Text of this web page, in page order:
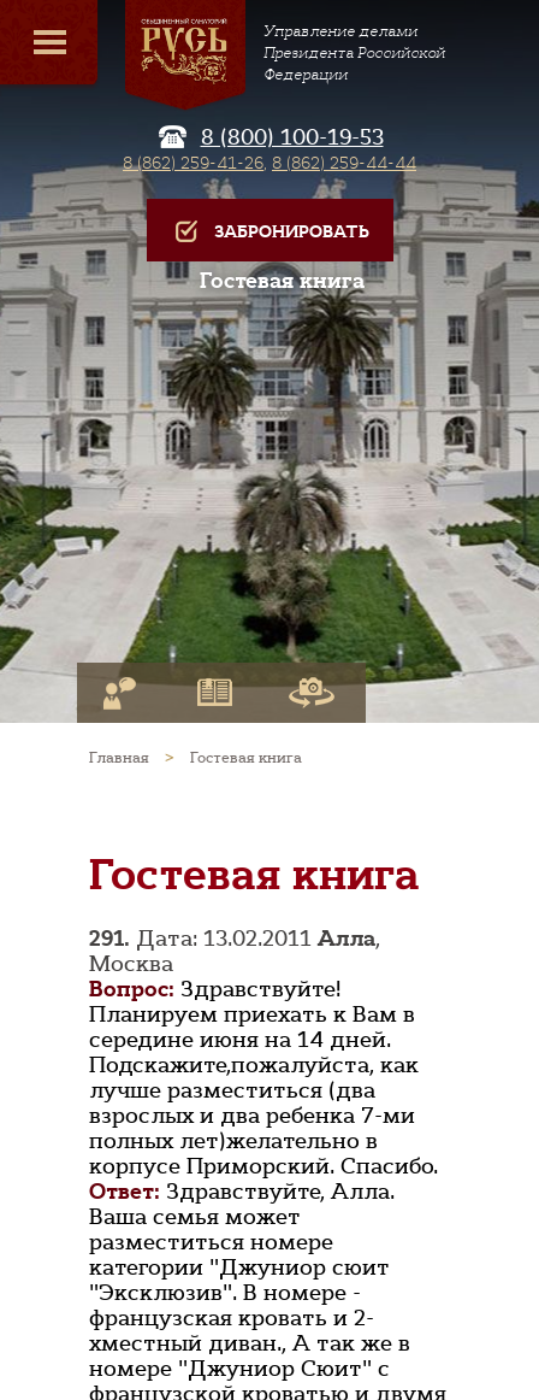
Управление делами
Президента Российской
Федерации
8 (800) 100-19-53
8 (862) 259-41-26, 8 (862) 259-44-44
ЗАБРОНИРОВАТЬ
Гостевая книга
Главная > Гостевая книга
Гостевая книга
291. Дата: 13.02.2011Алла,
Москва
Вопрос: Здравствуйте!
Планируем приехать к Вам в
середине июня на 14 дней.
Подскажите,пожалуйста, как
лучше разместиться (два
взрослых и два ребенка 7-ми
полных лет)желательно в
корпусе Приморский. Спасибо.
Ответ: Здравствуйте, Алла.
Ваша семья может
разместиться номере
категории "Джуниор сюит
"Эксклюзив". В номере -
французская кровать и 2-
хместный диван., А так же в
номере "Джуниор Сюит" с
французской кроватью и двумя